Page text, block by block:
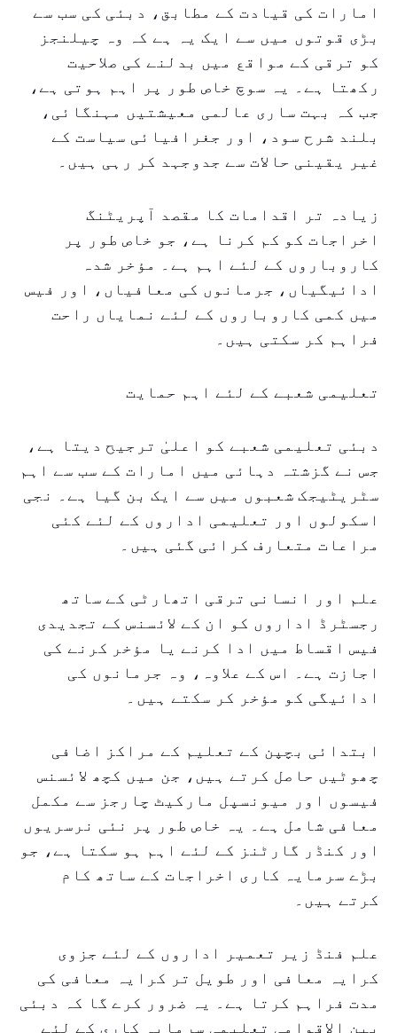
امارات کی قیادت کے مطابق، دبئی کی سب سے
بڑی قوتوں میں سے ایک یہ ہے کہ وہ چیلنجز
کو ترقی کے مواقع میں بدلنے کی صلاحیت
رکھتا ہے۔ یہ سوچ خاص طور پر اہم ہوتی ہے،
جب کہ بہت ساری عالمی معیشتیں مہنگائی،
بلند شرح سود، اور جغرافیائی سیاست کے
غیر یقینی حالات سے جدوجہد کر رہی ہیں۔
زیادہ تر اقدامات کا مقصد آپریٹنگ
اخراجات کو کم کرنا ہے، جو خاص طور پر
کاروباروں کے لئے اہم ہے۔ مؤخر شدہ
ادائیگیاں، جرمانوں کی معافیاں، اور فیس
میں کمی کاروباروں کے لئے نمایاں راحت
فراہم کر سکتی ہیں۔
تعلیمی شعبے کے لئے اہم حمایت
دبئی تعلیمی شعبے کو اعلیٰ ترجیح دیتا ہے،
جس نے گزشتہ دہائی میں امارات کے سب سے اہم
سٹریٹیجک شعبوں میں سے ایک بن گیا ہے۔ نجی
اسکولوں اور تعلیمی اداروں کے لئے کئی
مراعات متعارف کرائی گئی ہیں۔
علم اور انسانی ترقی اتھارٹی کے ساتھ
رجسٹرڈ اداروں کو ان کے لائسنس کے تجدیدی
فیس اقساط میں ادا کرنے یا مؤخر کرنے کی
اجازت ہے۔ اس کے علاوہ، وہ جرمانوں کی
ادائیگی کو مؤخر کر سکتے ہیں۔
ابتدائی بچپن کے تعلیم کے مراکز اضافی
چھوٹیں حاصل کرتے ہیں، جن میں کچھ لائسنس
فیسوں اور میونسپل مارکیٹ چارجز سے مکمل
معافی شامل ہے۔ یہ خاص طور پر نئی نرسریوں
اور کنڈر گارٹنز کے لئے اہم ہو سکتا ہے، جو
بڑے سرمایہ کاری اخراجات کے ساتھ کام
کرتے ہیں۔
علم فنڈ زیر تعمیر اداروں کے لئے جزوی
کرایہ معافی اور طویل تر کرایہ معافی کی
مدت فراہم کرتا ہے۔ یہ ضرور کرے گا کہ دبئی
بین الاقوامی تعلیمی سرمایہ کاری کے لئے